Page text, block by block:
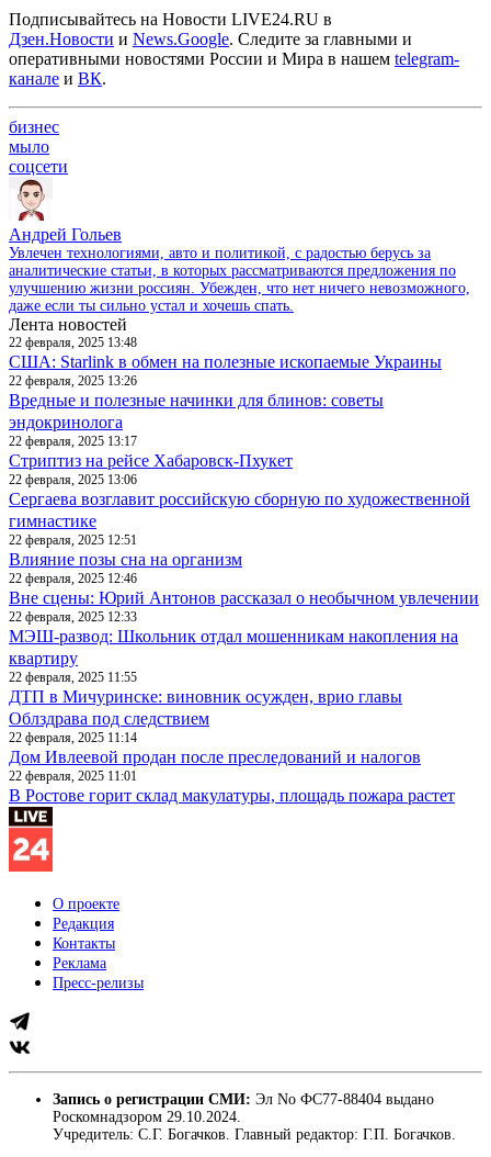
Подписывайтесь на Новости LIVE24.RU в
Дзен.Новости и News.Google. Следите за главными и
оперативными новостями России и Мира в нашем telegram-
канале и ВК.
бизнес
мыло
соцсети
Андрей Гольев
Увлечен технологиями, авто и политикой, с радостью берусь за
аналитические статьи, в которых рассматриваются предложения по
улучшению жизни россиян. Убежден, что нет ничего невозможного,
даже если ты сильно устал и хочешь спать.
Лента новостей
22 февраля, 2025 13:48
США: Starlink в обмен на полезные ископаемые Украины
22 февраля, 2025 13:26
Вредные и полезные начинки для блинов: советы
эндокринолога
22 февраля, 2025 13:17
Стриптиз на рейсе Хабаровск-Пхукет
22 февраля, 2025 13:06
Сергаева возглавит российскую сборную по художественной
гимнастике
22 февраля, 2025 12:51
Влияние позы сна на организм
22 февраля, 2025 12:46
Вне сцены: Юрий Антонов рассказал о необычном увлечении
22 февраля, 2025 12:33
МЭШ-развод: Школьник отдал мошенникам накопления на
квартиру
22 февраля, 2025 11:55
ДТП в Мичуринске: виновник осужден, врио главы
Облздрава под следствием
22 февраля, 2025 11:14
Дом Ивлеевой продан после преследований и налогов
22 февраля, 2025 11:01
В Ростове горит склад макулатуры, площадь пожара растет
О проекте
Редакция
Контакты
Реклама
Пресс-релизы
Запись о регистрации СМИ: Эл No ФС77-88404 выдано
Роскомнадзором 29.10.2024.
Учредитель: С.Г. Богачков. Главный редактор: Г.П. Богачков.